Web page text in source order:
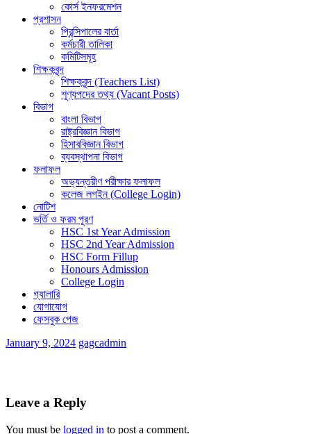
কোর্স ইনফরমেশন
প্রশাসন
প্রিন্সিপালের বার্তা
কর্মচারী তালিকা
কমিটিসমূহ
শিক্ষকবৃন্দ
শিক্ষকবৃন্দ (Teachers List)
শূণ্যপদের তথ্য (Vacant Posts)
বিভাগ
বাংলা বিভাগ
রাষ্ট্রবিজ্ঞান বিভাগ
হিসাববিজ্ঞান বিভাগ
ব্যবস্থাপনা বিভাগ
ফলাফল
অভ্যন্তরীণ পরীক্ষার ফলাফল
কলেজ লগইন (College Login)
নোটিশ
ভর্তি ও ফরম পূরণ
HSC 1st Year Admission
HSC 2nd Year Admission
HSC Form Fillup
Honours Admission
College Login
গ্যালারি
যোগাযোগ
ফেসবুক পেজ
January 9, 2024 gagcadmin
Leave a Reply
You must be logged in to post a comment.